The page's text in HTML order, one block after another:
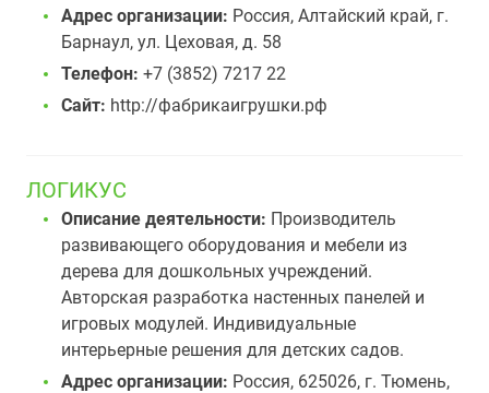
Адрес организации: Россия, Алтайский край, г.
Барнаул, ул. Цеховая, д. 58
Телефон: +7 (3852) 7217 22
Сайт: http://фабрикаигрушки.рф
ЛОГИКУС
Описание деятельности: Производитель
развивающего оборудования и мебели из
дерева для дошкольных учреждений.
Авторская разработка настенных панелей и
игровых модулей. Индивидуальные
интерьерные решения для детских садов.
Адрес организации: Россия, 625026, г. Тюмень,